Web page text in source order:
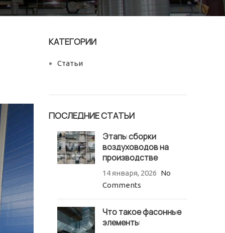
КАТЕГОРИИ
Статьи
ПОСЛЕДНИЕ СТАТЬИ
Этапы сборки
воздуховодов на
производстве
14 января, 2026 No
Comments
Что такое фасонные
элементы